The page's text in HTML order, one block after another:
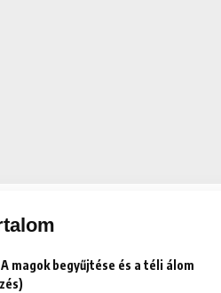
A magok begyűjtése és a téli álom